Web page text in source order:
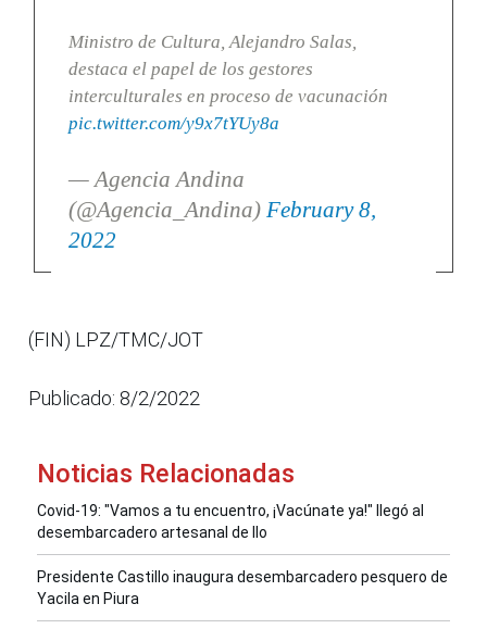
Ministro de Cultura, Alejandro Salas,
destaca el papel de los gestores
interculturales en proceso de vacunación
pic.twitter.com/y9x7tYUy8a
— Agencia Andina
(@Agencia_Andina) February 8,
2022
(FIN) LPZ/TMC/JOT
Publicado: 8/2/2022
Noticias Relacionadas
Covid-19: "Vamos a tu encuentro, ¡Vacúnate ya!" llegó al
desembarcadero artesanal de Ilo
Presidente Castillo inaugura desembarcadero pesquero de
Yacila en Piura